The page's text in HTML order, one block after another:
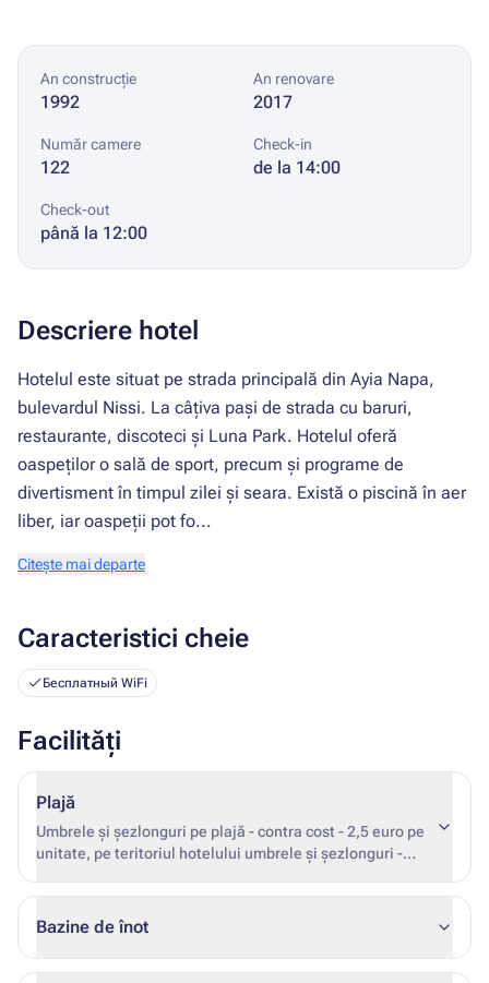
An construcție
1992
An renovare
2017
Număr camere
122
Check-in
de la 14:00
Check-out
până la 12:00
Descriere hotel
Hotelul este situat pe strada principală din Ayia Napa,
bulevardul Nissi. La câțiva pași de strada cu baruri,
restaurante, discoteci și Luna Park. Hotelul oferă
oaspeților o sală de sport, precum și programe de
divertisment în timpul zilei și seara. Există o piscină în aer
liber, iar oaspeții pot fo...
Citește mai departe
Caracteristici cheie
Бесплатный WiFi
Facilități
Plajă
Umbrele și șezlonguri pe plajă - contra cost - 2,5 euro pe
unitate, pe teritoriul hotelului umbrele și șezlonguri -
Bazine de înot